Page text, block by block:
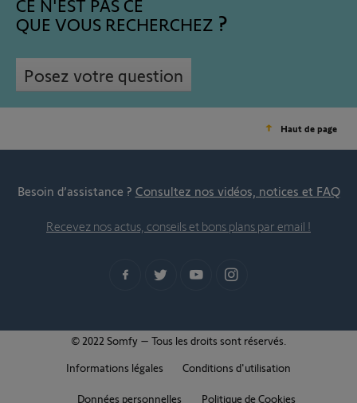
CE N'EST PAS CE
QUE VOUS RECHERCHEZ
Posez votre question
Haut de page
Besoin d’assistance ? Consultez nos vidéos, notices et FAQ
Recevez nos actus, conseils et bons plans par email !
© 2022 Somfy – Tous les droits sont réservés.
Informations légales
Conditions d'utilisation
Données personnelles Politique de Cookies